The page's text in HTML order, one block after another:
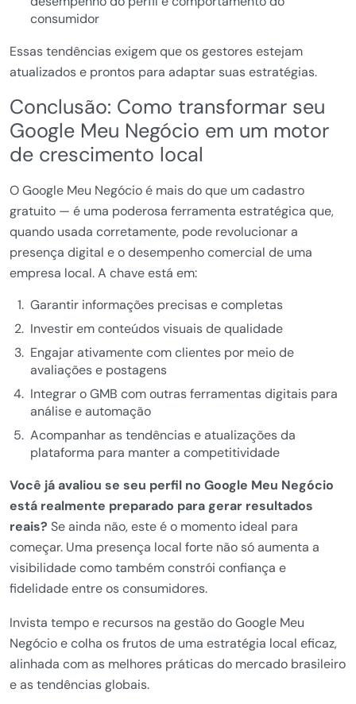
consumidor
Essas tendências exigem que os gestores estejam
atualizados e prontos para adaptar suas estratégias.
Conclusão: Como transformar seu
Google Meu Negócio em um motor
de crescimento local
O Google Meu Negócio é mais do que um cadastro
gratuito — é uma poderosa ferramenta estratégica que,
quando usada corretamente, pode revolucionar a
presença digital e o desempenho comercial de uma
empresa local. A chave está em:
Garantir informações precisas e completas
Investir em conteúdos visuais de qualidade
Engajar ativamente com clientes por meio de
avaliações e postagens
Integrar o GMB com outras ferramentas digitais para
análise e automação
Acompanhar as tendências e atualizações da
plataforma para manter a competitividade
Você já avaliou se seu perfil no Google Meu Negócio
está realmente preparado para gerar resultados
reais? Se ainda não, este é o momento ideal para
começar. Uma presença local forte não só aumenta a
visibilidade como também constrói confiança e
fidelidade entre os consumidores.
Invista tempo e recursos na gestão do Google Meu
Negócio e colha os frutos de uma estratégia local eficaz,
alinhada com as melhores práticas do mercado brasileiro
e as tendências globais.